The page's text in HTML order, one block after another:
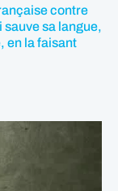
contre
sauve sa langue,
en la faisant